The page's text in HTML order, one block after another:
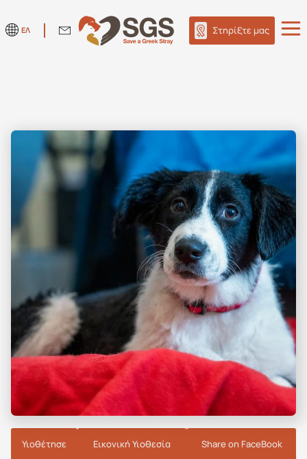
ΕΛ Στηρίξτε μας
Υιοθέτησε Εικονική Υιοθεσία Share on FaceBook